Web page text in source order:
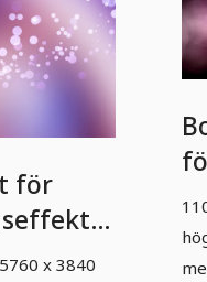
för
x 3840